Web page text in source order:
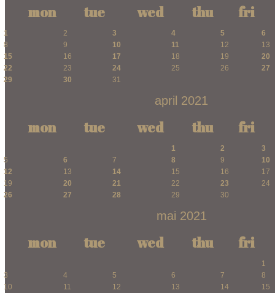
mon tue wed thu fri
1 2 3 4 5
6
8
9 10 11 12
13
15
16 17 18 19
20
22
23 24 25 26
27
29
30 31
april 2021
mon tue wed thu fri
1 2
3
5
6 7 8 9
10
12
13 14 15 16
17
19
20 21 22 23
24
26
27 28 29 30
mai 2021
mon tue wed thu fri
1
3
4 5 6 7
8
10
11 12 13 14 15